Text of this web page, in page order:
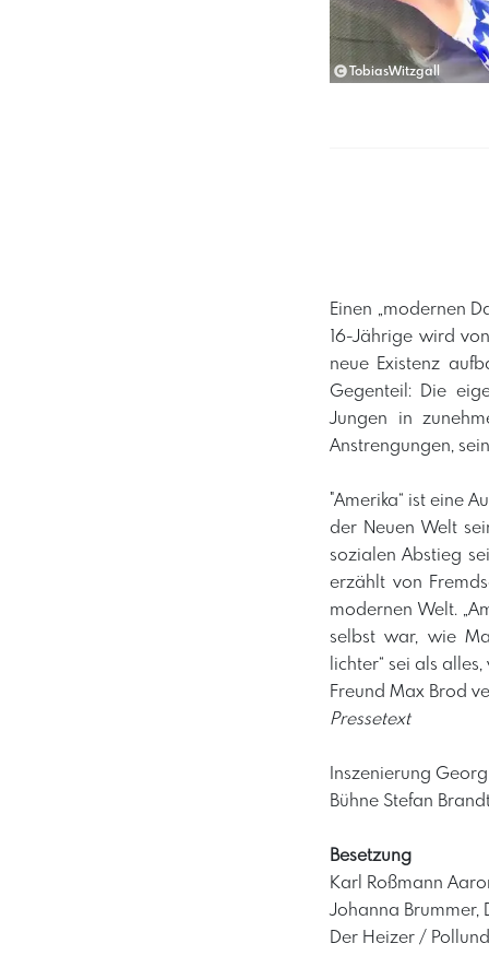
TobiasWitzgall
Einen „modernen
16-Jährige wird
neue Existenz
Gegenteil: Die
Jungen in
Anstrengungen,
"Amerika“ ist eine
der Neuen Welt
sozialen Abstieg
erzählt von
modernen Welt.
selbst war, wie
lichter“ sei als
Freund Max Brod
Pressetext
Inszenierung
Bühne Stefan
Besetzung
Karl Roßmann
Johanna Brummer,
Der Heizer /